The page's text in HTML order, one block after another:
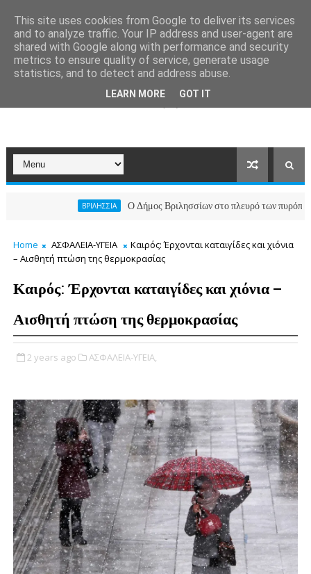
Ο Δήμος Βριλησσίων στο πλευρό των πυρόπληκτων
Home ΑΣΦΑΛΕΙΑ-ΥΓΕΙΑ
Καιρός: Έρχονται καταιγίδες και χιόνια
– Αισθητή πτώση της θερμοκρασίας
Καιρός: Έρχονται καταιγίδες και χιόνια –
Αισθητή πτώση της θερμοκρασίας
2 years ago ΑΣΦΑΛΕΙΑ-ΥΓΕΙΑ,
This site uses cookies from Google to deliver its services
and to analyze traffic. Your IP address and user-agent are
shared with Google along with performance and security
metrics to ensure quality of service, generate usage
statistics, and to detect and address abuse.
LEARN MORE GOT IT